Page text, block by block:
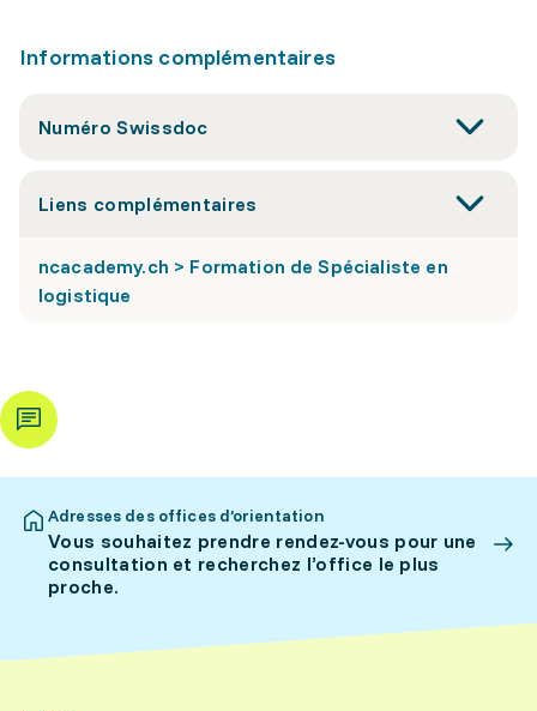
Informations complémentaires
Numéro Swissdoc
Liens complémentaires
ncacademy.ch > Formation de Spécialiste en
logistique
Adresses des offices d’orientation
Vous souhaitez prendre rendez-vous pour une
consultation et recherchez l’office le plus
proche.